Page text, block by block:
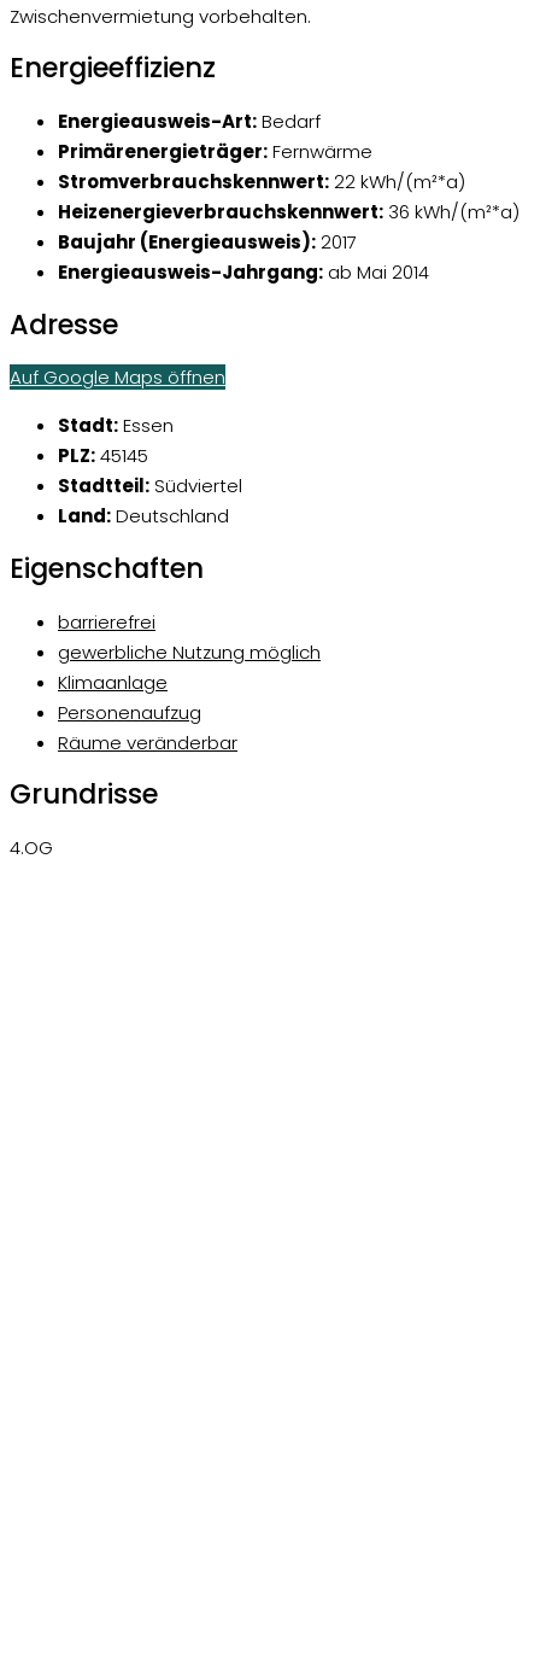
Zwischenvermietung vorbehalten.
Energieeffizienz
Energieausweis-Art:Bedarf
Primärenergieträger:Fernwärme
Stromverbrauchskennwert:22 kWh/(m²*a)
Heizenergieverbrauchskennwert: 36 kWh/(m²*a)
Baujahr (Energieausweis):2017
Energieausweis-Jahrgang: ab Mai 2014
Adresse
Auf Google Maps öffnen
Stadt:Essen
PLZ:45145
Stadtteil:Südviertel
Land:Deutschland
Eigenschaften
barrierefrei
gewerbliche Nutzung möglich
Klimaanlage
Personenaufzug
Räume veränderbar
Grundrisse
4.OG